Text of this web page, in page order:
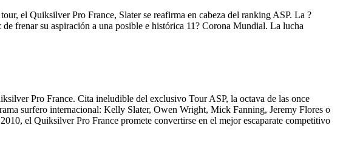
el Quiksilver Pro France, Slater se reafirma en cabeza del ranking ASP. La ?
frenar su aspiración a una posible e histórica 11? Corona Mundial. La lucha
Pro France. Cita ineludible del exclusivo Tour ASP, la octava de las once
surfero internacional: Kelly Slater, Owen Wright, Mick Fanning, Jeremy Flores o
el Quiksilver Pro France promete convertirse en el mejor escaparate competitivo